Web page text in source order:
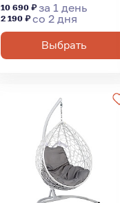
10 690 ₽ за 1 день
2 190 ₽со 2 дня
Выбрать